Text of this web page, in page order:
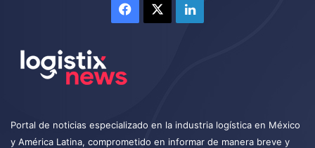
Facebook LinkedIn
Portal de noticias especializado en la industria logística en México
y América Latina, comprometido en informar de manera breve y